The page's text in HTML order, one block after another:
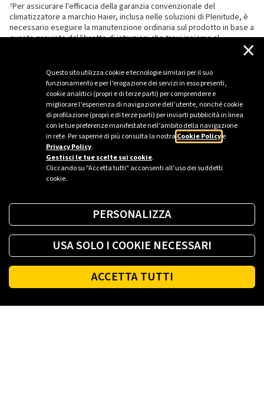
Questo sito utilizza cookie e tecnologie similari per il suo
funzionamento e per l’erogazione dei servizi in esso presenti,
cookie analitici (propri e di terze parti) per comprendere e
migliorare l’esperienza di navigazione dell’utente, nonché cookie
di profilazione (propri e di terze parti) per inviarti pubblicità in linea
con le tue preferenze manifestate nell’ambito della navigazione
in rete. Per saperne di più consulta la nostra Cookie Policye
Privacy Policy.
Gestisci le tue scelte sui cookie.
Cliccando su "Accetta tutti" acconsenti all’uso dei suddetti
cookie.
×
PERSONALIZZA
USA SOLO I COOKIE NECESSARI
ACCETTA TUTTI
⁷Per assicurare l'efficacia della garanzia convenzionale del
climatizzatore a marchio Haier, inclusa nelle soluzioni di Plenitude, è
necessario eseguire la manutenzione ordinaria sul prodotto in base a
quanto previsto dal libretto di istruzioni che trovi insieme al